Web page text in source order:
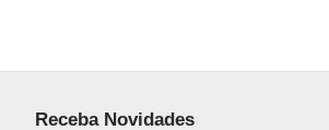
Receba Novidades